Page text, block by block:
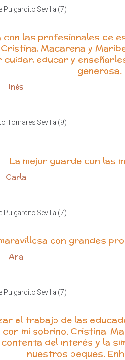
con las profesionales de
Macarena y
cuidar, educar y
generosa.
Inés
La mejor guarde con las
Carla
con grandes
Ana
el trabajo de las
mi sobrino. Cristina,
del interés y la
nuestros peques.